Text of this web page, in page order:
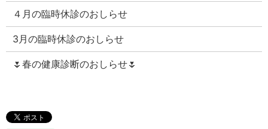
４月の臨時休診のおしらせ
3月の臨時休診のおしらせ
🌷春の健康診断のおしらせ🌷